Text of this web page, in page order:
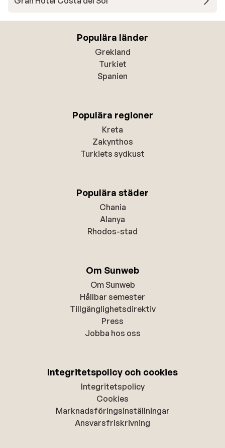
Populära länder
Grekland
Turkiet
Spanien
Populära regioner
Kreta
Zakynthos
Turkiets sydkust
Populära städer
Chania
Alanya
Rhodos-stad
Om Sunweb
Om Sunweb
Hållbar semester
Tillgänglighetsdirektiv
Press
Jobba hos oss
Integritetspolicy och cookies
Integritetspolicy
Cookies
Marknadsföringsinställningar
Ansvarsfriskrivning